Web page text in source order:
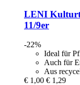
LENI
11/9er
-22%
Ideal für
Auch für
Aus
€ 1,00 € 1,29